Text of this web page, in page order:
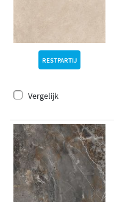
RESTPARTIJ
Vergelijk